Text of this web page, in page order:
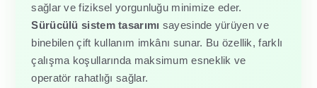
sağlar ve fiziksel yorgunluğu minimize eder.
Sürücülü sistem tasarımı sayesinde yürüyen ve
binebilen çift kullanım imkânı sunar. Bu özellik, farklı
çalışma koşullarında maksimum esneklik ve
operatör rahatlığı sağlar.